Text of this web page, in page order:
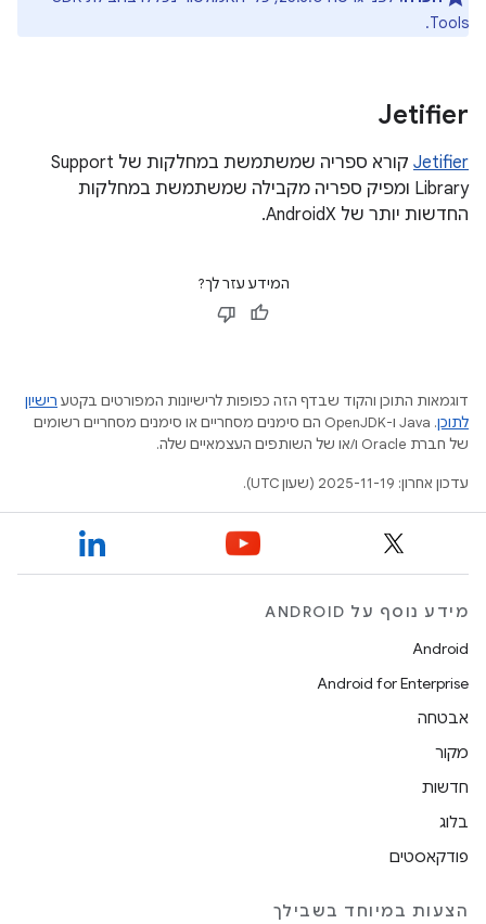
Tools.
Jetifier
Jetifier
קורא ספריה שמשתמשת במחלקות של Support
Library ומפיק ספריה מקבילה שמשתמשת במחלקות
החדשות יותר של AndroidX.
המידע עזר לך?
דוגמאות התוכן והקוד שבדף הזה כפופות לרישיונות המפורטים בקטע רישיון
לתוכן
.‏ Java ו-OpenJDK הם סימנים מסחריים או סימנים מסחריים רשומים
של חברת Oracle ו/או של השותפים העצמאיים שלה.
עדכון אחרון: 2025-11-19 (שעון UTC).
מידע נוסף על ANDROID
Android
Android for Enterprise
אבטחה
מקור
חדשות
בלוג
פודקאסטים
הצעות במיוחד בשבילך